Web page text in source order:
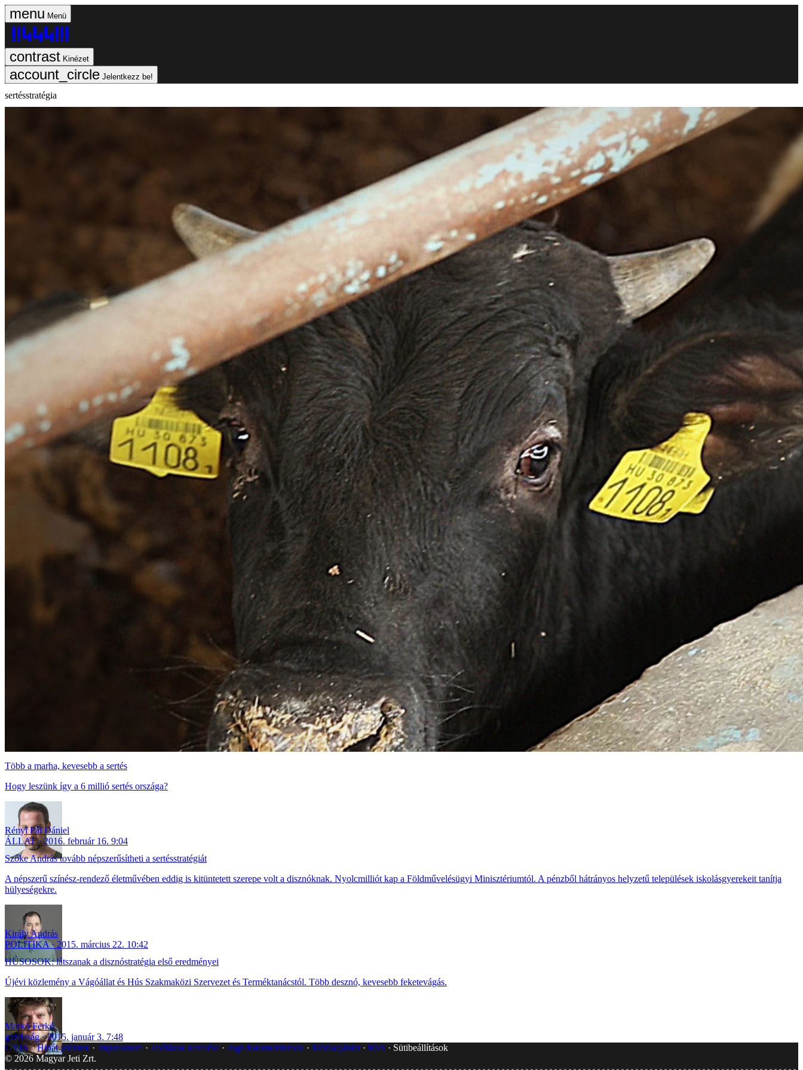
Menü
Kinézet
Jelentkezz be!
sertésstratégia
Több a marha, kevesebb a sertés
Hogy leszünk így a 6 millió sertés országa?
Rényi Pál Dániel
ÁLLAT
2016. február 16. 9:04
Szőke András tovább népszerűsítheti a sertésstratégiát
A népszerű színész-rendező életművében eddig is kitüntetett szerepe volt a disznóknak. Nyolcmilliót kap a Földművelésügyi Minisztériumtól. A pénzből hátrányos helyzetű települések iskolásgyerekeit tanítja
hülyeségekre.
Király András
POLITIKA
2015. március 22. 10:42
HÚSOSOK: látszanak a disznóstratégia első eredményei
Újévi közlemény a Vágóállat és Hús Szakmaközi Szervezet és Terméktanácstól. Több desznó, kevesebb feketevágás.
Markó Ferkó
gazdaság
2015. január 3. 7:48
GYIK Hibát jelentek Impresszum Javítások kezelése Jogi dokumentumok Médiaajánlat RSS
Sütibeállítások
© 2026 Magyar Jeti Zrt.